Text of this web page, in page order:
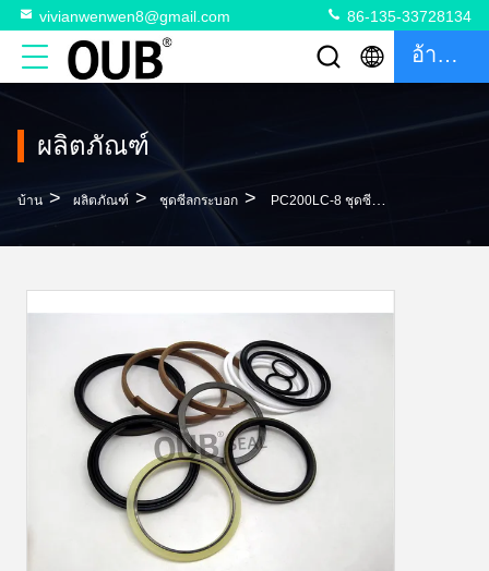
vivianwenwen8@gmail.com 86-135-33728134
อ้างอิง
ผลิตภัณฑ์
บ้าน > ผลิตภัณฑ์ > ชุดซีลกระบอก > PC200LC-8 ชุดซีลถังแขนบูม 707-98-46280 ชุดซ่อม 707-98-48610 กระบอกไฮดรอลิก 707-98-39610